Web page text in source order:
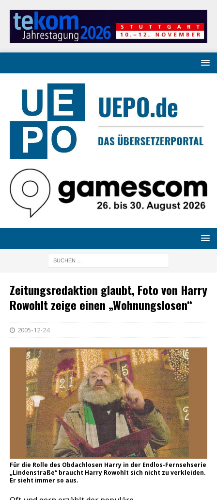
Zeitungsredaktion glaubt, Foto von Harry
Rowohlt zeige einen „Wohnungslosen“
2005-12-24
Für die Rolle des Obdachlosen Harry in der Endlos-Fernsehserie
„Lindenstraße“ braucht Harry Rowohlt sich nicht zu verkleiden.
Er sieht immer so aus.